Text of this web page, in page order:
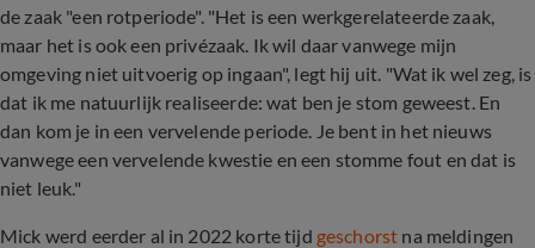
de zaak "een rotperiode". "Het is een werkgerelateerde zaak,
maar het is ook een privézaak. Ik wil daar vanwege mijn
omgeving niet uitvoerig op ingaan", legt hij uit. "Wat ik wel zeg, is
dat ik me natuurlijk realiseerde: wat ben je stom geweest. En
dan kom je in een vervelende periode. Je bent in het nieuws
vanwege een vervelende kwestie en een stomme fout en dat is
niet leuk."
Mick werd eerder al in 2022 korte tijd geschorst na meldingen